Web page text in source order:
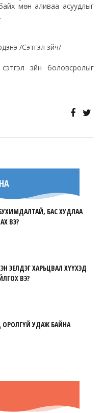
мөн аливаа асуудлыг
/Сэтгэл зүйч/
сэтгэл зүйн боловсролыг
БАС ХУДЛАА
ВЭ?
ЭЕЛДЭГ ХАРЬЦВАЛ ХҮҮХЭД
ВЭ?
ОРОЛГҮЙ УДАЖ БАЙНА